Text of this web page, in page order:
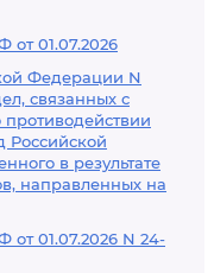
01.07.2026
Федерации N
связанных с
Российской
в результате
направленных на
01.07.2026 N 24-